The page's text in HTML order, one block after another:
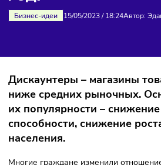
ДЛЯ УСПЕШНОГО
ГОДУ
Дискаунтеры – магазины
ниже средних рыночных.